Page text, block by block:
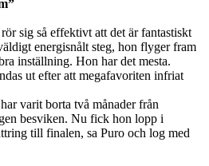
sig så effektivt att det är fantastiskt
energisnålt steg, hon flyger fram
inställning. Hon har det mesta.
ut efter att megafavoriten infriat
varit borta två månader från
besviken. Nu fick hon lopp i
till finalen, sa Puro och log med